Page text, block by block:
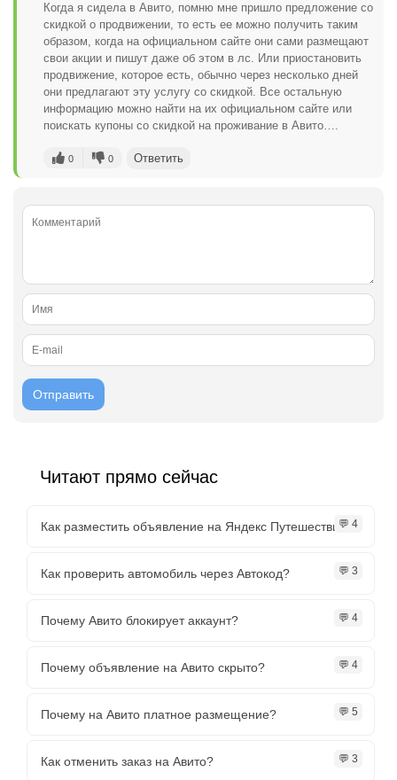
Когда я сидела в Авито, помню мне пришло предложение со
скидкой о продвижении, то есть ее можно получить таким
образом, когда на официальном сайте они сами размещают
свои акции и пишут даже об этом в лс. Или приостановить
продвижение, которое есть, обычно через несколько дней
они предлагают эту услугу со скидкой. Все остальную
информацию можно найти на их официальном сайте или
поискать купоны со скидкой на проживание в Авито….
0 0 Ответить
Читают прямо сейчас
Как разместить объявление на Яндекс Путешествии?
💬 4
Как проверить автомобиль через Автокод? 💬 3
Почему Авито блокирует аккаунт? 💬 4
Почему объявление на Авито скрыто? 💬 4
Почему на Авито платное размещение? 💬 5
Как отменить заказ на Авито? 💬 3